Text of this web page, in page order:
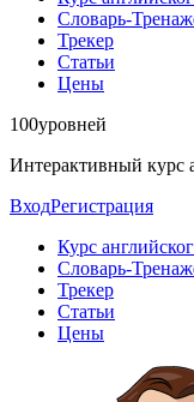
Словарь-
Трекер
Статьи
Цены
100уровней
Интерактивный курс
ВходРегистрация
Курс
Словарь-
Трекер
Статьи
Цены